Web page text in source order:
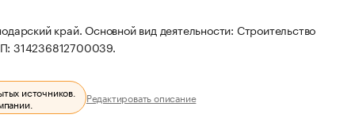
край. Основной вид деятельности: Строительство
314236812700039.
источников.
Редактировать описание